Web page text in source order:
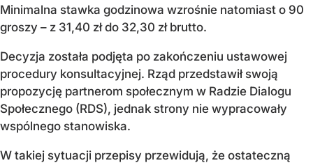
Minimalna stawka godzinowa wzrośnie natomiast o 90
groszy – z 31,40 zł do 32,30 zł brutto.
Decyzja została podjęta po zakończeniu ustawowej
procedury konsultacyjnej. Rząd przedstawił swoją
propozycję partnerom społecznym w Radzie Dialogu
Społecznego (RDS), jednak strony nie wypracowały
wspólnego stanowiska.
W takiej sytuacji przepisy przewidują, że ostateczną